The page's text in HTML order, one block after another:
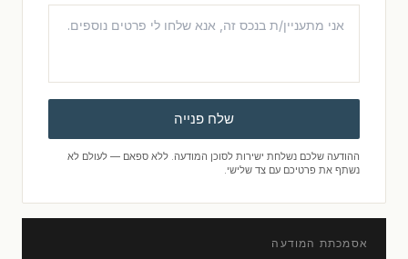
שלח פנייה
ההודעה שלכם נשלחת ישירות לסוכן המודעה. ללא ספאם — לעולם לא
נשתף את פרטיכם עם צד שלישי.
אסמכתת המודעה